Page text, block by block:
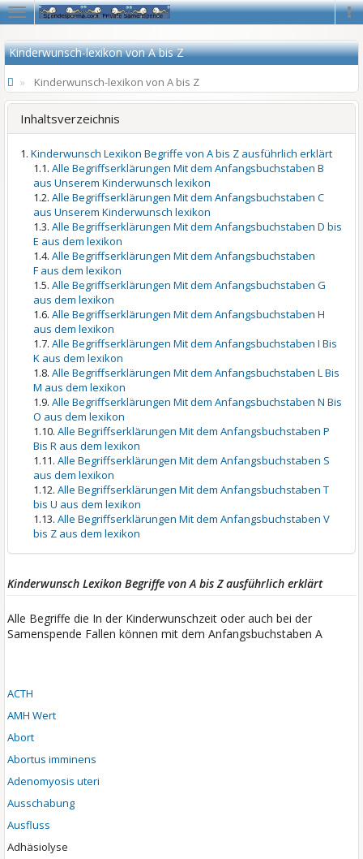
Navigation
Kinderwunsch-lexikon von A bis Z
Kinderwunsch-lexikon von A bis Z
Inhaltsverzeichnis
Kinderwunsch Lexikon Begriffe von A bis Z ausführlich erklärt
Alle Begriffserklärungen Mit dem Anfangsbuchstaben B
aus Unserem Kinderwunsch lexikon
Alle Begriffserklärungen Mit dem Anfangsbuchstaben C
aus Unserem Kinderwunsch lexikon
Alle Begriffserklärungen Mit dem Anfangsbuchstaben D bis
E aus dem lexikon
Alle Begriffserklärungen Mit dem Anfangsbuchstaben
F aus dem lexikon
Alle Begriffserklärungen Mit dem Anfangsbuchstaben G
aus dem lexikon
Alle Begriffserklärungen Mit dem Anfangsbuchstaben H
aus dem lexikon
Alle Begriffserklärungen Mit dem Anfangsbuchstaben I Bis
K aus dem lexikon
Alle Begriffserklärungen Mit dem Anfangsbuchstaben L Bis
M aus dem lexikon
Alle Begriffserklärungen Mit dem Anfangsbuchstaben N Bis
O aus dem lexikon
Alle Begriffserklärungen Mit dem Anfangsbuchstaben P
Bis R aus dem lexikon
Alle Begriffserklärungen Mit dem Anfangsbuchstaben S
aus dem lexikon
Alle Begriffserklärungen Mit dem Anfangsbuchstaben T
bis U aus dem lexikon
Alle Begriffserklärungen Mit dem Anfangsbuchstaben V
bis Z aus dem lexikon
Kinderwunsch Lexikon Begriffe von A bis Z ausführlich erklärt
Alle Begriffe die In der Kinderwunschzeit oder auch bei der
Samenspende Fallen können mit dem Anfangsbuchstaben A
ACTH
AMH Wert
Abort
Abortus imminens
Adenomyosis uteri
Ausschabung
Ausfluss
Adhäsiolyse